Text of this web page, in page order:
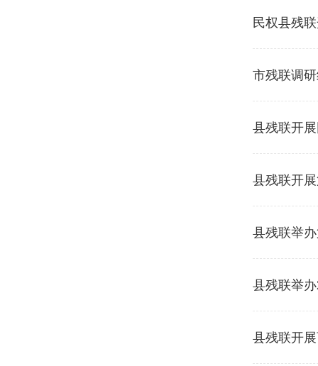
民权县残
市残联调
县残联开
县残联开
县残联举
县残联举
县残联开